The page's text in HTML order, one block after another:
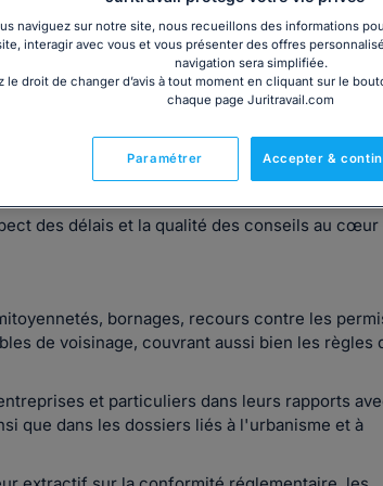
de Bordeaux depuis 1984, elle intervient dans
des délais et la qualité des conseils au cœur
bornages, recours contre les
de voisinage, couvrant aussi bien les règles
et particuliers dans leurs rapports
que dans les dossiers liés à l'urbanisme et à
naviguez sur notre site, nous recueillons des informations
interagir avec vous et vous présenter des offres
navigation sera simplifiée.
le droit de changer d’avis à tout moment en cliquant sur le
chaque page Juritravail.com
Accepter &
Paramétrer